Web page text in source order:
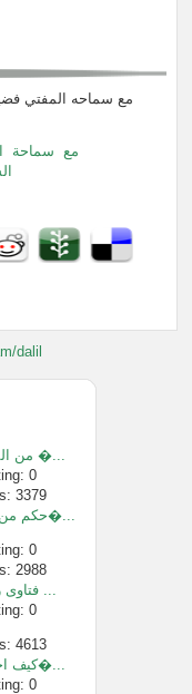
مع سماحه المفتي
مع سماحة
dalil
من المبشرات �...
0
3379
193 - حكم من يق�...
0
2988
فتاوى رمضان ...
0
4613
كيف احفظ الم�...
0